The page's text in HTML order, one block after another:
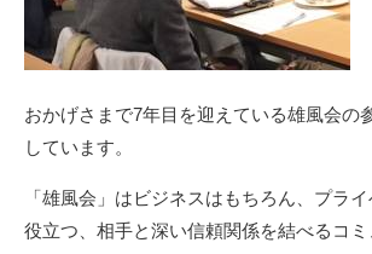
おかげさまで7年目を迎えている雄風会の
しています。
「雄風会」はビジネスはもちろん、プラ
役立つ、相手と深い信頼関係を結べるコ